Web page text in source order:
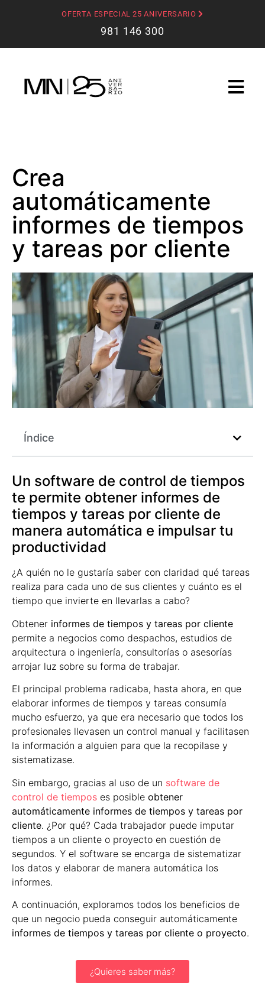
OFERTA ESPECIAL 25 ANIVERSARIO
981 146 300
Crea
automáticamente
informes de tiempos
y tareas por cliente
Índice
Un software de control de tiempos
te permite obtener informes de
tiempos y tareas por cliente de
manera automática e impulsar tu
productividad
¿A quién no le gustaría saber con claridad qué tareas
realiza para cada uno de sus clientes y cuánto es el
tiempo que invierte en llevarlas a cabo?
Obtener informes de tiempos y tareas por cliente
permite a negocios como despachos, estudios de
arquitectura o ingeniería, consultorías o asesorías
arrojar luz sobre su forma de trabajar.
El principal problema radicaba, hasta ahora, en que
elaborar informes de tiempos y tareas consumía
mucho esfuerzo, ya que era necesario que todos los
profesionales llevasen un control manual y facilitasen
la información a alguien para que la recopilase y
sistematizase.
Sin embargo, gracias al uso de un software de
control de tiempos es posible obtener
automáticamente informes de tiempos y tareas por
cliente. ¿Por qué? Cada trabajador puede imputar
tiempos a un cliente o proyecto en cuestión de
segundos. Y el software se encarga de sistematizar
los datos y elaborar de manera automática los
informes.
A continuación, exploramos todos los beneficios de
que un negocio pueda conseguir automáticamente
informes de tiempos y tareas por cliente o proyecto.
¿Quieres saber más?